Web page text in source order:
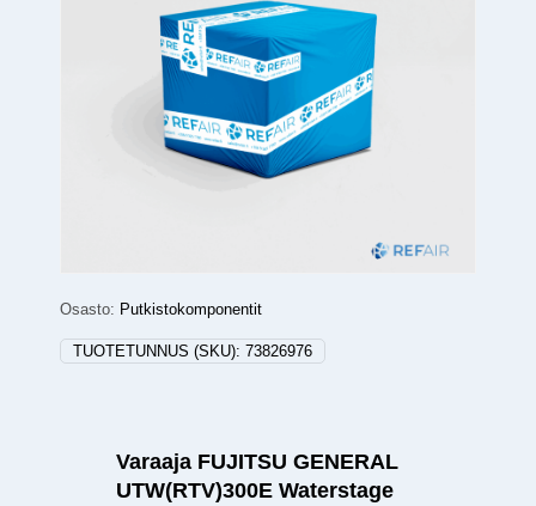
Osasto: Putkistokomponentit
TUOTETUNNUS (SKU): 73826976
Varaaja FUJITSU GENERAL
UTW(RTV)300E Waterstage